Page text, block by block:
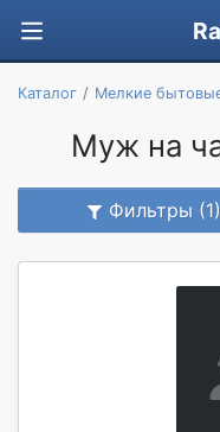
Каталог Мелкие
Муж на
Фильтры (1)